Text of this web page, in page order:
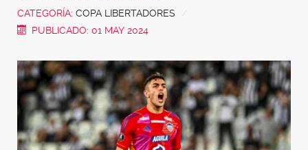
CATEGORÍA: COPA LIBERTADORES
PUBLICADO: 01 MAY 2024